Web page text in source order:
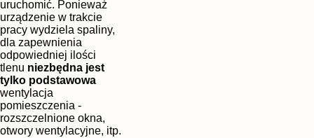
uruchomić. Ponieważ
urządzenie w trakcie
pracy wydziela spaliny,
dla zapewnienia
odpowiedniej ilości
tlenu niezbędna jest
tylko podstawowa
wentylacja
pomieszczenia -
rozszczelnione okna,
otwory wentylacyjne, itp.